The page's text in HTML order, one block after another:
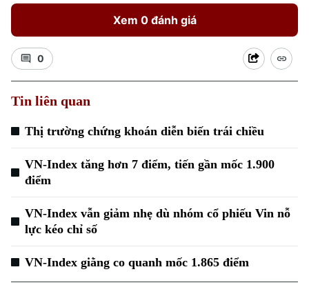
Xem 0 đánh giá
0
Tin liên quan
Thị trường chứng khoán diễn biến trái chiều
VN-Index tăng hơn 7 điểm, tiến gần mốc 1.900
điểm
VN-Index vẫn giảm nhẹ dù nhóm cổ phiếu Vin nỗ
lực kéo chỉ số
VN-Index giằng co quanh mốc 1.865 điểm